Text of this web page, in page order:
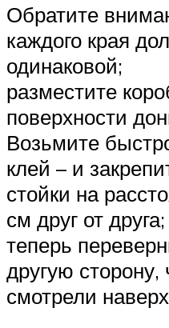
Обратите
каждого края
одинаковой;
разместите
поверхности
Возьмите
клей – и
стойки на
см друг от друга;
теперь
другую сторону,
смотрели наверх